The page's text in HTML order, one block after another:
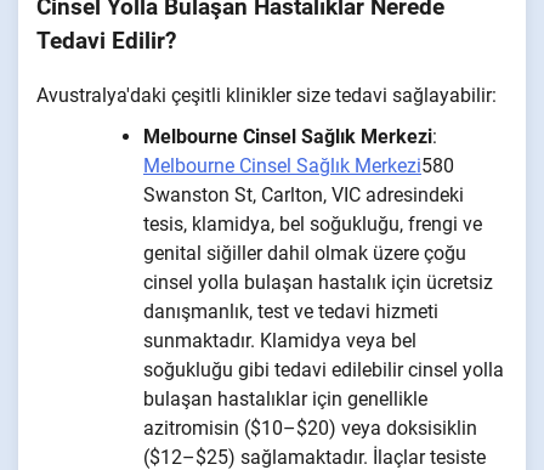
Cinsel Yolla Bulaşan Hastalıklar Nerede
Tedavi Edilir?
Avustralya'daki çeşitli klinikler size tedavi sağlayabilir:
Melbourne Cinsel Sağlık Merkezi:
Melbourne Cinsel Sağlık Merkezi580
Swanston St, Carlton, VIC adresindeki
tesis, klamidya, bel soğukluğu, frengi ve
genital siğiller dahil olmak üzere çoğu
cinsel yolla bulaşan hastalık için ücretsiz
danışmanlık, test ve tedavi hizmeti
sunmaktadır. Klamidya veya bel
soğukluğu gibi tedavi edilebilir cinsel yolla
bulaşan hastalıklar için genellikle
azitromisin ($10–$20) veya doksisiklin
($12–$25) sağlamaktadır. İlaçlar tesiste